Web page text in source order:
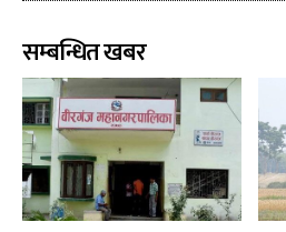
सम्बन्धित खबर